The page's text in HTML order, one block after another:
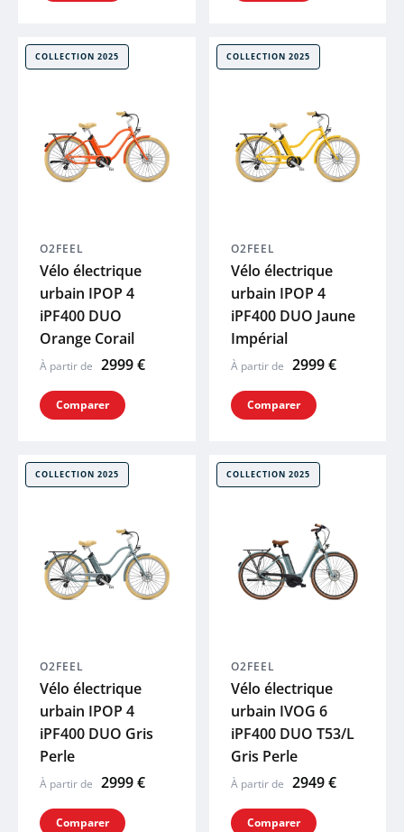
COLLECTION 2025
O2FEEL
Vélo électrique
urbain IPOP 4
iPF400 DUO
Orange Corail
À partir de 2999 €
Comparer
COLLECTION 2025
O2FEEL
Vélo électrique
urbain IPOP 4
iPF400 DUO Jaune
Impérial
À partir de 2999 €
Comparer
COLLECTION 2025
O2FEEL
Vélo électrique
urbain IPOP 4
iPF400 DUO Gris
Perle
À partir de 2999 €
Comparer
COLLECTION 2025
O2FEEL
Vélo électrique
urbain IVOG 6
iPF400 DUO T53/L
Gris Perle
À partir de 2949 €
Comparer